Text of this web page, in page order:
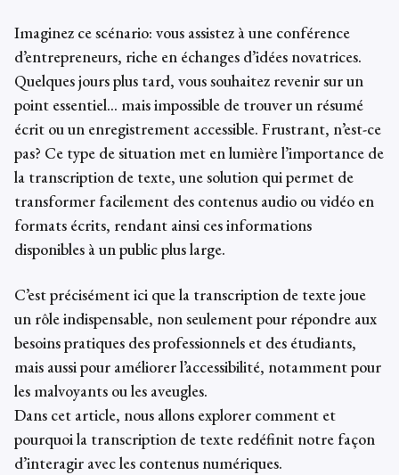
Imaginez ce scénario: vous assistez à une conférence
d’entrepreneurs, riche en échanges d’idées novatrices.
Quelques jours plus tard, vous souhaitez revenir sur un
point essentiel… mais impossible de trouver un résumé
écrit ou un enregistrement accessible. Frustrant, n’est-ce
pas? Ce type de situation met en lumière l’importance de
la transcription de texte, une solution qui permet de
transformer facilement des contenus audio ou vidéo en
formats écrits, rendant ainsi ces informations
disponibles à un public plus large.
C’est précisément ici que la transcription de texte joue
un rôle indispensable, non seulement pour répondre aux
besoins pratiques des professionnels et des étudiants,
mais aussi pour améliorer l’accessibilité, notamment pour
les malvoyants ou les aveugles.
Dans cet article, nous allons explorer comment et
pourquoi la transcription de texte redéfinit notre façon
d’interagir avec les contenus numériques.